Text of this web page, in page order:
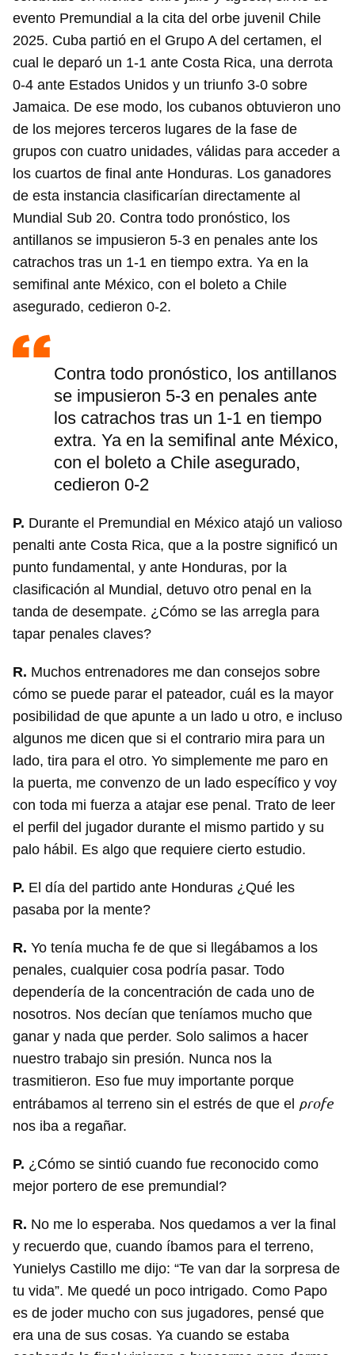
evento Premundial a la cita del orbe juvenil Chile
2025. Cuba partió en el Grupo A del certamen, el
cual le deparó un 1-1 ante Costa Rica, una derrota
0-4 ante Estados Unidos y un triunfo 3-0 sobre
Jamaica. De ese modo, los cubanos obtuvieron uno
de los mejores terceros lugares de la fase de
grupos con cuatro unidades, válidas para acceder a
los cuartos de final ante Honduras. Los ganadores
de esta instancia clasificarían directamente al
Mundial Sub 20. Contra todo pronóstico, los
antillanos se impusieron 5-3 en penales ante los
catrachos tras un 1-1 en tiempo extra. Ya en la
semifinal ante México, con el boleto a Chile
asegurado, cedieron 0-2.
Contra todo pronóstico, los antillanos
se impusieron 5-3 en penales ante
los catrachos tras un 1-1 en tiempo
extra. Ya en la semifinal ante México,
con el boleto a Chile asegurado,
cedieron 0-2
P. Durante el Premundial en México atajó un valioso
penalti ante Costa Rica, que a la postre significó un
punto fundamental, y ante Honduras, por la
clasificación al Mundial, detuvo otro penal en la
tanda de desempate. ¿Cómo se las arregla para
tapar penales claves?
R. Muchos entrenadores me dan consejos sobre
cómo se puede parar el pateador, cuál es la mayor
posibilidad de que apunte a un lado u otro, e incluso
algunos me dicen que si el contrario mira para un
lado, tira para el otro. Yo simplemente me paro en
la puerta, me convenzo de un lado específico y voy
con toda mi fuerza a atajar ese penal. Trato de leer
el perfil del jugador durante el mismo partido y su
palo hábil. Es algo que requiere cierto estudio.
P. El día del partido ante Honduras ¿Qué les
pasaba por la mente?
R. Yo tenía mucha fe de que si llegábamos a los
penales, cualquier cosa podría pasar. Todo
dependería de la concentración de cada uno de
nosotros. Nos decían que teníamos mucho que
ganar y nada que perder. Solo salimos a hacer
nuestro trabajo sin presión. Nunca nos la
trasmitieron. Eso fue muy importante porque
entrábamos al terreno sin el estrés de que el profe
nos iba a regañar.
P. ¿Cómo se sintió cuando fue reconocido como
mejor portero de ese premundial?
R. No me lo esperaba. Nos quedamos a ver la final
y recuerdo que, cuando íbamos para el terreno,
Yunielys Castillo me dijo: “Te van dar la sorpresa de
tu vida”. Me quedé un poco intrigado. Como Papo
es de joder mucho con sus jugadores, pensé que
era una de sus cosas. Ya cuando se estaba